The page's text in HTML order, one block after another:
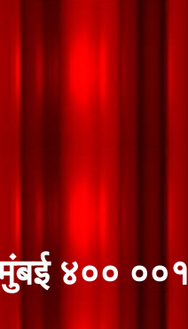
मुंबई ४०० ००१